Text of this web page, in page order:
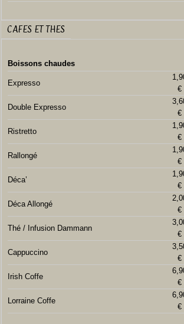
CAFES ET THES
Boissons chaudes
Expresso
€
Double Expresso
€
Ristretto
€
Rallongé
€
Déca’
€
Déca Allongé
€
Thé / Infusion Dammann
€
Cappuccino
€
Irish Coffe
€
Lorraine Coffe
€